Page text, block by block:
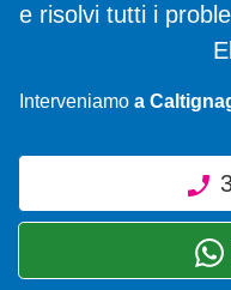
e risolvi tutti i
Interveniamo a